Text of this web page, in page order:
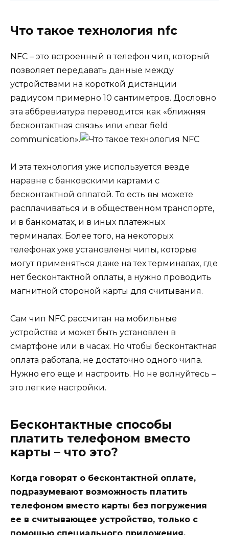
Что такое технология nfc
NFC – это встроенный в телефон чип, который
позволяет передавать данные между
устройствами на короткой дистанции
радиусом примерно 10 сантиметров. Дословно
эта аббревиатура переводится как «ближняя
бесконтактная связь» или «near field
communication».
И эта технология уже используется везде
наравне с банковскими картами с
бесконтактной оплатой. То есть вы можете
расплачиваться и в общественном транспорте,
и в банкоматах, и в иных платежных
терминалах. Более того, на некоторых
телефонах уже установлены чипы, которые
могут применяться даже на тех терминалах, где
нет бесконтактной оплаты, а нужно проводить
магнитной стороной карты для считывания.
Сам чип NFC рассчитан на мобильные
устройства и может быть установлен в
смартфоне или в часах. Но чтобы бесконтактная
оплата работала, не достаточно одного чипа.
Нужно его еще и настроить. Но не волнуйтесь –
это легкие настройки.
Бесконтактные способы
платить телефоном вместо
карты – что это?
Когда говорят о бесконтактной оплате,
подразумевают возможность платить
телефоном вместо карты без погружения
ее в считывающее устройство, только с